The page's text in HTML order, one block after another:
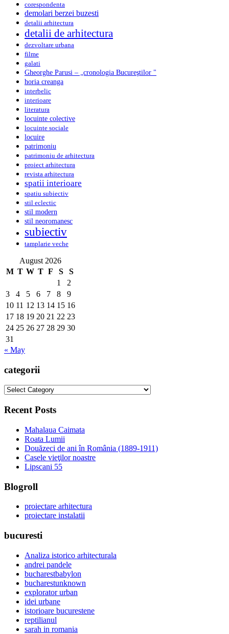
corespondenta
demolari berzei buzesti
detalii arhitectura
detalii de arhitectura
dezvoltare urbana
filme
galati
Gheorghe Parusi – „cronologia Bucureştilor "
horia creanga
interbelic
interioare
literatura
locuinte colective
locuinte sociale
locuire
patrimoniu
patrimoniu de arhitectura
proiect arhitectura
revista arhitectura
spatii interioare
spatiu subiectiv
stil eclectic
stil modern
stil neoromanesc
subiectiv
tamplarie veche
August 2026
M T W T F S
S
1
2
3
4 5 6 7 8
9
10 11 12 13 14 15 16
17 18 19 20 21 22 23
24 25 26 27 28 29 30
31
« May
categorii
categorii
Recent Posts
Mahalaua Caimata
Roata Lumii
Douăzeci de ani în România (1889-1911)
Casele vieţilor noastre
Lipscani 55
Blogroll
proiectare arhitectura
proiectare instalatii
bucuresti
Analiza istorico arhitecturala
andrei pandele
bucharestbabylon
bucharestunknown
explorator urban
idei urbane
istorioare bucurestene
reptilianul
sarah in romania